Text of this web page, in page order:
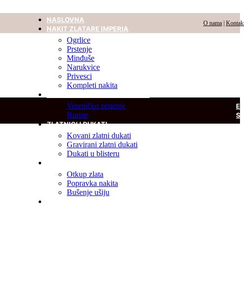
O nama
NASLOVNA
NAKIT ZLATARE IMPERIA
Ogrlice
Prstenje
Minđuše
Narukvice
Privesci
Kompleti nakita
Vereničko prstenje
Burme
ZLATNICI I DUKATI
Kovani zlatni dukati
Gravirani zlatni dukati
Dukati u blisteru
Otkup zlata
Popravka nakita
Bušenje ušiju